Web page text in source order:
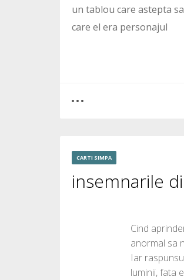
un tablou care astepta
care el era personajul
4252
CARTI SIMPA
insemnarile
Cind
anormal sa
Iar
luminii, fata